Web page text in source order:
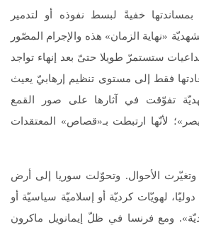
خفيةً لبسط نفوذه أو لتدمير
«نهاية الزمان» هذه والإجرام المصّور
ستستمرّ طويلا حتىّ بعد إنهاء تواجد
فقط إلى مستوى تنظيم إرهابيّ يعيث
تفوّقت في آثارها على صور القمع
لأنّها ارتبطت بـ«قصاص» المعتقدات
وتغيّرت الأحوال. وتحوّلت سوريا إلى أرض
لهويّات كرديّة أو إسلاميّة سياسيّة أو
ومع فرنسا في ظلّ إيمانويل ماكرون